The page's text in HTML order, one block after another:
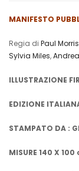
MANIFESTO
Regia di Paul
Sylvia Miles,
ILLUSTRAZIONE
EDIZIONE
STAMPATO DA :
MISURE 140 X